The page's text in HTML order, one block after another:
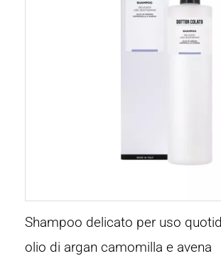
Shampoo delicato per uso
olio di argan camomilla e avena